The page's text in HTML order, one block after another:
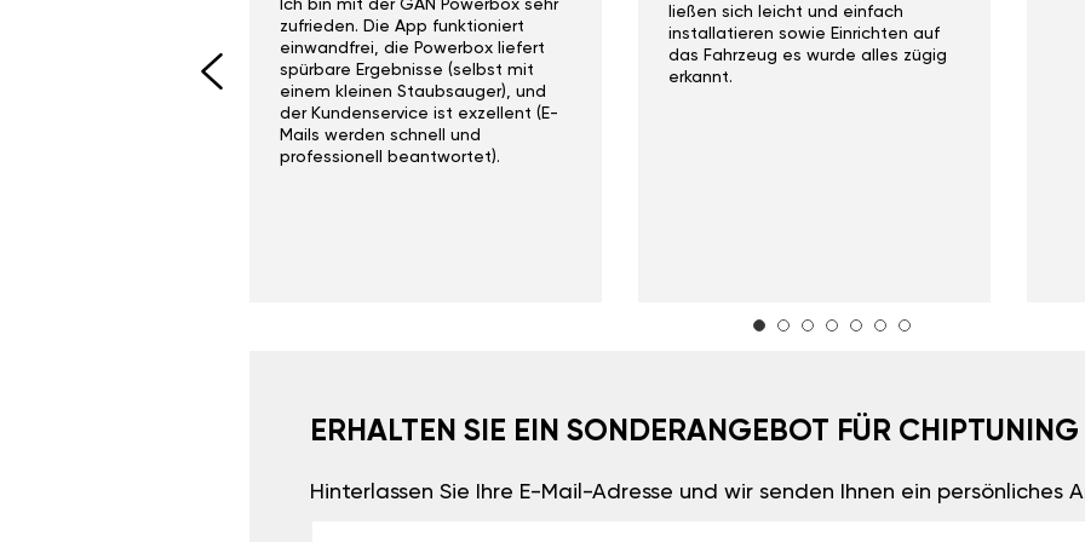
Ich bin mit der GÄN Powerbox sehr
zufrieden. Die App funktioniert
einwandfrei, die Powerbox liefert
spürbare Ergebnisse (selbst mit
einem kleinen Staubsauger), und
der Kundenservice ist exzellent (E-
Mails werden schnell und
professionell beantwortet).
ließen sich leicht und einfach
installatieren sowie Einrichten auf
das Fahrzeug es wurde alles zügig
erkannt.
ERHALTEN SIE EIN SONDERANGEBOT FÜR CHIPTUNING
Hinterlassen Sie Ihre E-Mail-Adresse und wir senden Ihnen ein persönliches